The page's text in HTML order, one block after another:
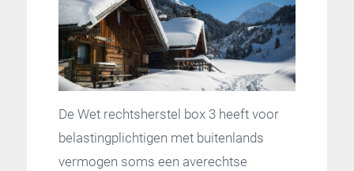
De Wet rechtsherstel box 3 heeft voor
belastingplichtigen met buitenlands
vermogen soms een averechtse